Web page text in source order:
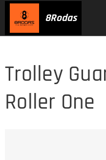
8Rodas
Trolley
Roller One